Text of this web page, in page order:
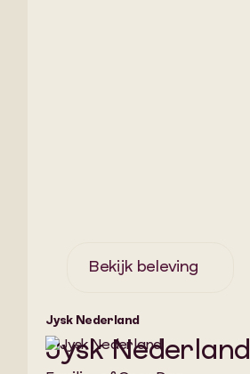
Bekijk beleving
Jysk Nederland
Jysk Nederland